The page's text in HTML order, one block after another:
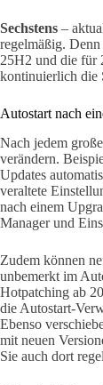
Sechstens –
regelmäßig.
25H2 und die für
kontinuierlich die
Autostart nach
Nach jedem
verändern.
Updates
veraltete
nach einem
Manager und
Zudem können
unbemerkt im
Hotpatching ab
die Autostart-
Ebenso
mit neuen
Sie auch dort